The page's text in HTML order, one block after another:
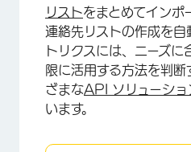
リストをまとめてインポ
連絡先リストの作成を自
トリクスには、ニーズ
限に活用する方法を判
ざまなAPI ソリューショ
います。